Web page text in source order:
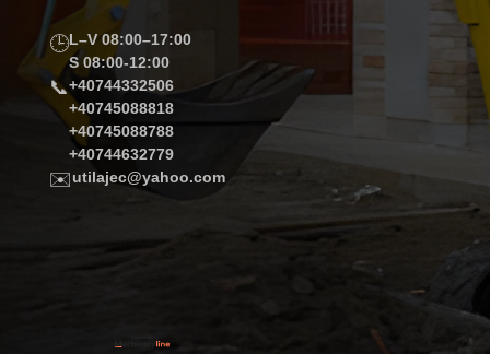
🕒L–V 08:00–17:00
S 08:00-12:00
📞+40744332506
+40745088818
+40745088788
+40744632779
✉️utilajec@yahoo.com